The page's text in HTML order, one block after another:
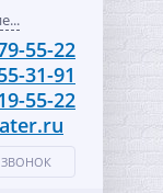
55-22
31-91
55-22
ЗВОНОК